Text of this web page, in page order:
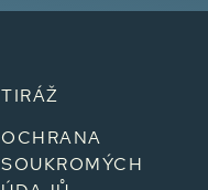
TIRÁŽ
OCHRANA
SOUKROMÝCH